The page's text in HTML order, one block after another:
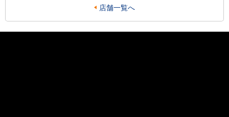
店舗一覧へ